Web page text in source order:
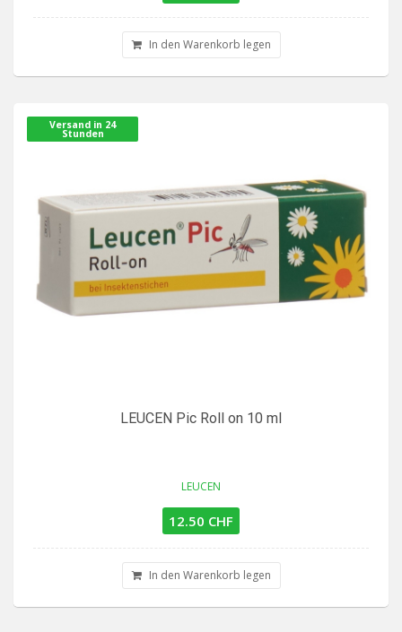
In den Warenkorb legen
Versand in 24
Stunden
LEUCEN Pic Roll on 10 ml
LEUCEN
12.50 CHF
In den Warenkorb legen